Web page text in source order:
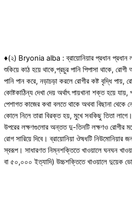
♦(২) Bryonia alba : ব্রায়োনিয়ার প্রধান প্রধান
শুকিয়ে কাঠ হয়ে থাকে,প্রচুর পানি পিপাসা থাকে,
পানি পান করে, নড়াচড়া করলে রোগীর কষ্ট বৃদ্ধি পায়,
কোষ্টকাঠিন্য দেখা দেয় অর্থাৎ পায়খানা শক্ত হয়ে যায়,
পেশাগত কাজের কথা বলতে থাকে অথবা বিছানা থেকে
কোলে নিলে তারা বিরক্ত হয়, মুখে সবকিছু তিতা
উপরের লক্ষণগুলোর অন্তত দু-তিনটি লক্ষণও রোগীর
রোগ সারিয়ে দিবে। ব্রায়োনিয়া ঔষধটি
স্বরূপ। সাধারণত নিম্নশক্তিতে খাওয়ালে ঘনঘন
বা ৫০,০০০ ইত্যাদি) উচ্চশক্তিতে খাওয়ালে দুয়েক